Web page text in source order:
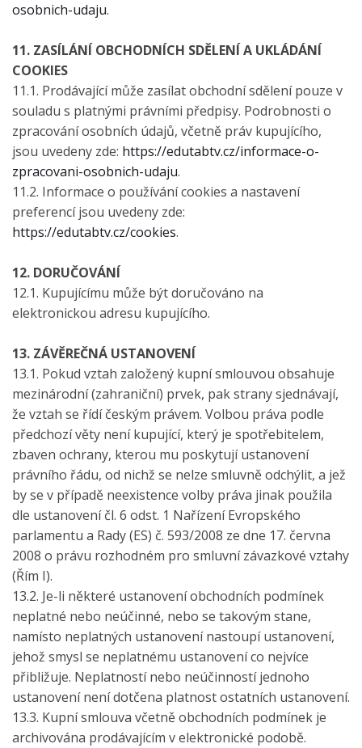
osobnich-udaju.
11. ZASÍLÁNÍ OBCHODNÍCH SDĚLENÍ A UKLÁDÁNÍ
COOKIES
11.1. Prodávající může zasílat obchodní sdělení pouze v
souladu s platnými právními předpisy. Podrobnosti o
zpracování osobních údajů, včetně práv kupujícího,
jsou uvedeny zde: https://edutabtv.cz/informace-o-
zpracovani-osobnich-udaju.
11.2. Informace o používání cookies a nastavení
preferencí jsou uvedeny zde:
https://edutabtv.cz/cookies.
12. DORUČOVÁNÍ
12.1. Kupujícímu může být doručováno na
elektronickou adresu kupujícího.
13. ZÁVĚREČNÁ USTANOVENÍ
13.1. Pokud vztah založený kupní smlouvou obsahuje
mezinárodní (zahraniční) prvek, pak strany sjednávají,
že vztah se řídí českým právem. Volbou práva podle
předchozí věty není kupující, který je spotřebitelem,
zbaven ochrany, kterou mu poskytují ustanovení
právního řádu, od nichž se nelze smluvně odchýlit, a jež
by se v případě neexistence volby práva jinak použila
dle ustanovení čl. 6 odst. 1 Nařízení Evropského
parlamentu a Rady (ES) č. 593/2008 ze dne 17. června
2008 o právu rozhodném pro smluvní závazkové vztahy
(Řím I).
13.2. Je-li některé ustanovení obchodních podmínek
neplatné nebo neúčinné, nebo se takovým stane,
namísto neplatných ustanovení nastoupí ustanovení,
jehož smysl se neplatnému ustanovení co nejvíce
přibližuje. Neplatností nebo neúčinností jednoho
ustanovení není dotčena platnost ostatních ustanovení.
13.3. Kupní smlouva včetně obchodních podmínek je
archivována prodávajícím v elektronické podobě.